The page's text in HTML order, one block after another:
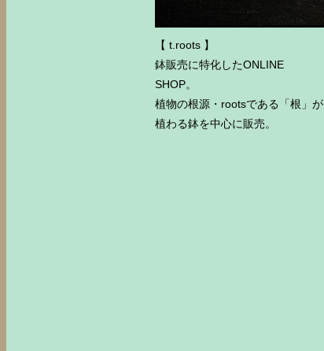
【 t.roots 】
鉢販売に特化したONLINE
SHOP。
植物の根源・rootsである「根」が
植わる鉢を中心に販売。